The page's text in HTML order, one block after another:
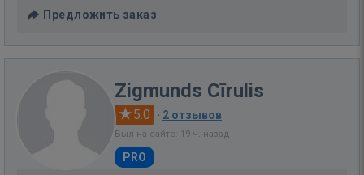
Предложить заказ
Zigmunds Cīrulis
5.0 · 2 отзывов
Был на сайте: 19 ч. назад
PRO